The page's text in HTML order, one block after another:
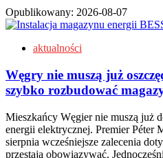
Opublikowany: 2026-08-07
aktualności
Węgry nie muszą już
szybko rozbudować
Mieszkańcy Węgier nie muszą już
energii elektrycznej. Premier Péter
sierpnia wcześniejsze zalecenia
przestają obowiązywać.